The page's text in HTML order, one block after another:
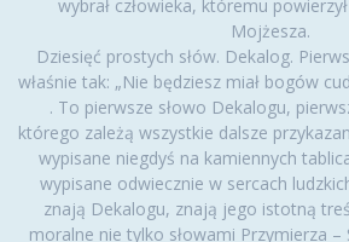
wybrał człowieka, któremu
Mojżesza.
Dziesięć prostych słów. Dekalog.
właśnie tak: „Nie będziesz miał bogów
. To pierwsze słowo Dekalogu,
którego zależą wszystkie dalsze
wypisane niegdyś na kamiennych
wypisane odwiecznie w sercach
znają Dekalogu, znają jego istotną
moralne nie tylko słowami Przymierza